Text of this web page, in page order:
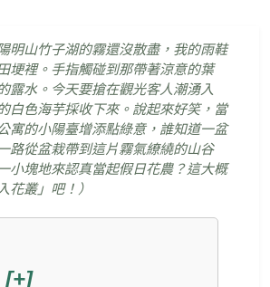
明山竹子湖的霧還沒散盡，我的雨鞋
埂裡。手指觸碰到那帶著涼意的葉
露水。今天要搶在觀光客人潮湧入
白色海芋採收下來。說起來好笑，當
寓的小陽臺增添點綠意，誰知道一盆
路從盆栽帶到這片霧氣繚繞的山谷
小塊地來認真當起假日花農？這大概
花叢」吧！）
[+]